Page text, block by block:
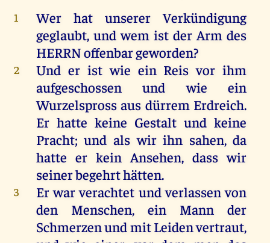
1 Wer hat unserer Verkündigung
geglaubt, und wem ist der Arm des
HERRNoffenbargeworden?
2 Und er ist wie ein Reis vor ihm
aufgeschossenund wie
ein
Wurzelsprossaus dürrem Erdreich.
Er hatte keine Gestalt und keine
Pracht;und als wir ihn sahen,da
hatte er kein Ansehen, dasswir
seinerbegehrthätten.
3 Er war verachtet und verlassen von
den
Menschen, ein Mann
der
SchmerzenundmitLeidenvertraut,